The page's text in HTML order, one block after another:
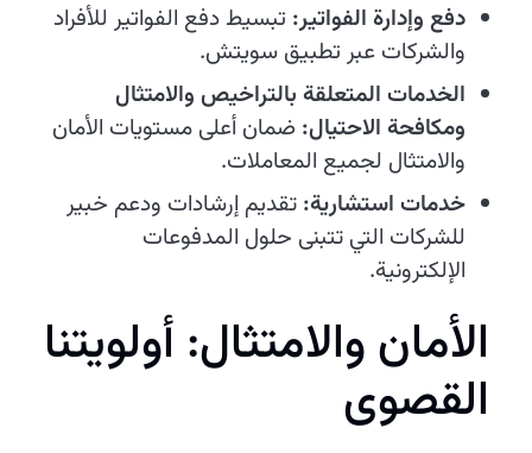
دفع وإدارة الفواتير: تبسيط دفع الفواتير للأفراد
والشركات عبر تطبيق سويتش.
الخدمات المتعلقة بالتراخيص والامتثال
ومكافحة الاحتيال: ضمان أعلى مستويات الأمان
والامتثال لجميع المعاملات.
خدمات استشارية: تقديم إرشادات ودعم خبير
للشركات التي تتبنى حلول المدفوعات
الإلكترونية.
الأمان والامتثال: أولويتنا
القصوى